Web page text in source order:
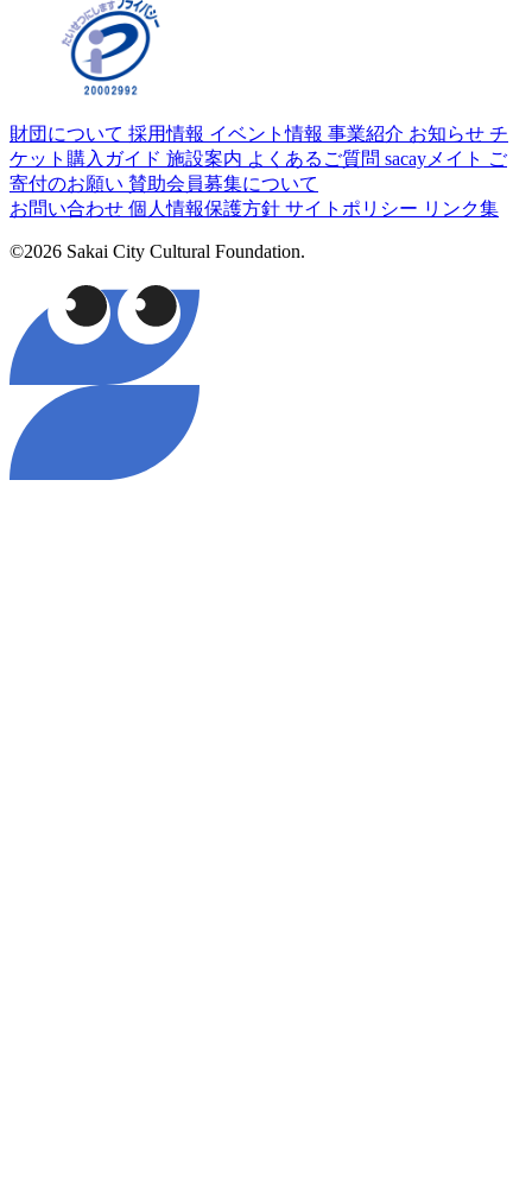
財団について 採用情報 イベント情報 事業紹介 お知らせ チ
ケット購入ガイド 施設案内 よくあるご質問 sacayメイト ご
寄付のお願い 賛助会員募集について
お問い合わせ 個人情報保護方針 サイトポリシー リンク集
©2026 Sakai City Cultural Foundation.